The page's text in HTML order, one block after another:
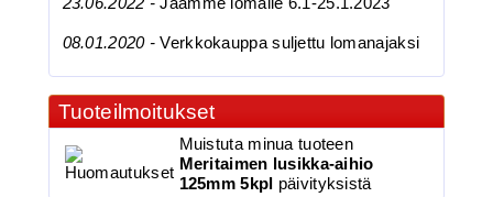
3.90€
BKK 6062-1X Black Ni...
08.01.2020 -Verkkokauppa suljettu lomanajaksi
Tuoteilmoitukset
Muistuta minua tuoteen
Meritaimen lusikka-aihio
125mm 5kpl päivityksistä